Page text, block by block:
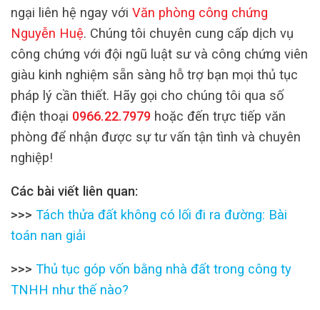
ngại liên hệ ngay với Văn phòng công chứng
Nguyễn Huệ. Chúng tôi chuyên cung cấp dịch vụ
công chứng với đội ngũ luật sư và công chứng viên
giàu kinh nghiệm sẵn sàng hỗ trợ bạn mọi thủ tục
pháp lý cần thiết. Hãy gọi cho chúng tôi qua số
điện thoại 0966.22.7979 hoặc đến trực tiếp văn
phòng để nhận được sự tư vấn tận tình và chuyên
nghiệp!
Các bài viết liên quan:
>>> Tách thửa đất không có lối đi ra đường: Bài
toán nan giải
>>> Thủ tục góp vốn bằng nhà đất trong công ty
TNHH như thế nào?